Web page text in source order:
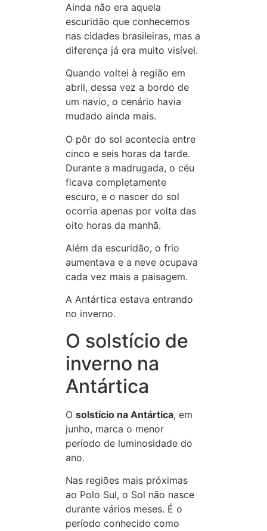
Ainda não era aquela
escuridão que conhecemos
nas cidades brasileiras, mas a
diferença já era muito visível.
Quando voltei à região em
abril, dessa vez a bordo de
um navio, o cenário havia
mudado ainda mais.
O pôr do sol acontecia entre
cinco e seis horas da tarde.
Durante a madrugada, o céu
ficava completamente
escuro, e o nascer do sol
ocorria apenas por volta das
oito horas da manhã.
Além da escuridão, o frio
aumentava e a neve ocupava
cada vez mais a paisagem.
A Antártica estava entrando
no inverno.
O solstício de
inverno na
Antártica
O solstício na Antártica, em
junho, marca o menor
período de luminosidade do
ano.
Nas regiões mais próximas
ao Polo Sul, o Sol não nasce
durante vários meses. É o
período conhecido como